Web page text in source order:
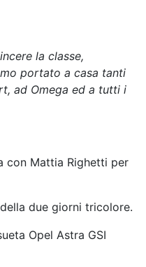
la classe,
portato a casa tanti
ad Omega ed a tutti i
con Mattia Righetti per
due giorni tricolore.
Opel Astra GSI